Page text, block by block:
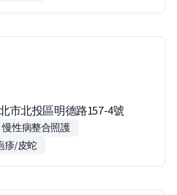
市北投區明德路157-4號
慢性病整合照護
疹/皮蛇